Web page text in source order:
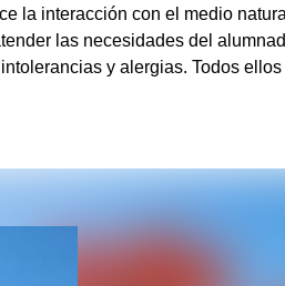
la interacción con el medio
las necesidades del
y alergias. Todos